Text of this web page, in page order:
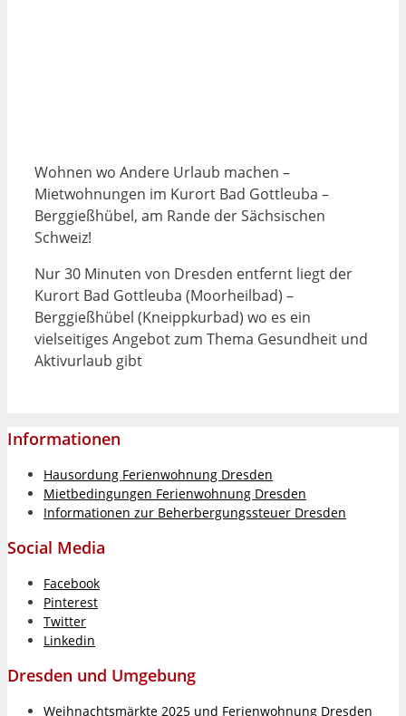
Wohnen wo Andere Urlaub machen –
Mietwohnungen im Kurort Bad Gottleuba –
Berggießhübel, am Rande der Sächsischen
Schweiz!
Nur 30 Minuten von Dresden entfernt liegt der
Kurort Bad Gottleuba (Moorheilbad) –
Berggießhübel (Kneippkurbad) wo es ein
vielseitiges Angebot zum Thema Gesundheit und
Aktivurlaub gibt
Informationen
Hausordung Ferienwohnung Dresden
Mietbedingungen Ferienwohnung Dresden
Informationen zur Beherbergungssteuer Dresden
Social Media
Facebook
Pinterest
Twitter
Linkedin
Dresden und Umgebung
Weihnachtsmärkte 2025 und Ferienwohnung Dresden